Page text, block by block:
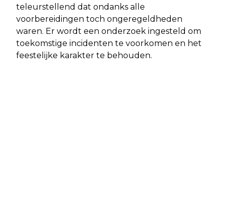
teleurstellend dat ondanks alle
voorbereidingen toch ongeregeldheden
waren. Er wordt een onderzoek ingesteld om
toekomstige incidenten te voorkomen en het
feestelijke karakter te behouden.